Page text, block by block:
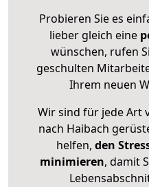
Probieren Sie es
lieber gleich eine
wünschen, rufen
geschulten
Ihrem neuen
Wir sind für jede Art
nach Haibach
helfen, den
minimieren, damit